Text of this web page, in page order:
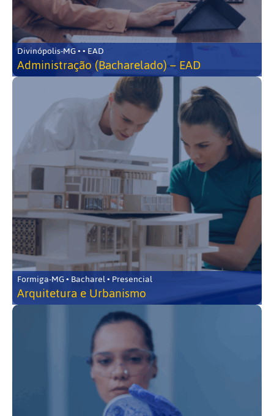
Divinópolis-MG • • EAD
Administração (Bacharelado) – EAD
Formiga-MG • Bacharel • Presencial
Arquitetura e Urbanismo